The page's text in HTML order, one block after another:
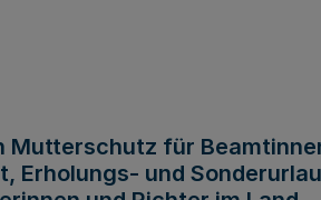
Mutterschutz für
Erholungs- und